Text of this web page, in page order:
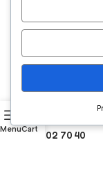
05 54 02 70 40
MenuCart